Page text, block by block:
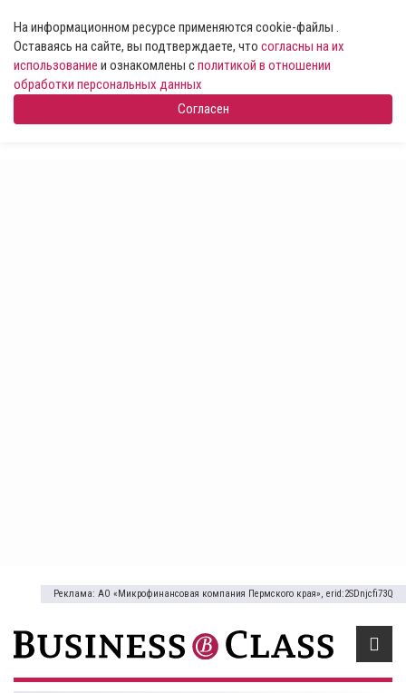
На информационном ресурсе применяются cookie-файлы .
Оставаясь на сайте, вы подтверждаете, что согласны на их
использование и ознакомлены сполитикой в отношении
обработки персональных данных
Согласен
Реклама: АО «Микрофинансовая компания Пермского края», erid:2SDnjcfi73Q